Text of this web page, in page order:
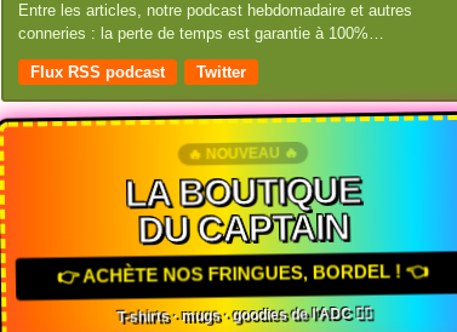
Entre les articles, notre podcast hebdomadaire et autres
conneries : la perte de temps est garantie à 100%…
Flux RSS podcast Twitter
🔥 NOUVEAU 🔥
LA BOUTIQUE
DU CAPTAIN
👉 ACHÈTE NOS FRINGUES, BORDEL ! 👈
T-shirts · mugs · goodies de l'ADC 🏴‍☠️